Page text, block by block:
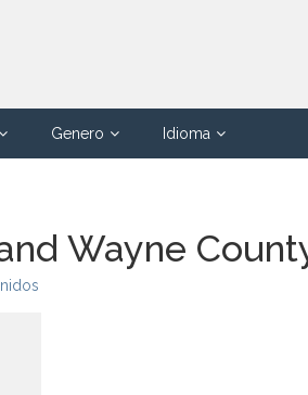
Genero Idioma
Wayne